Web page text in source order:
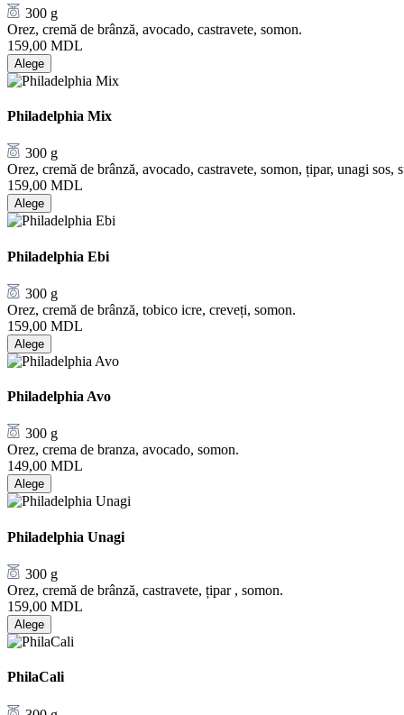
300 g
Orez, cremă de brânză, avocado, castravete, somon.
159,00 MDL
Alege
Philadelphia Mix
300 g
Orez, cremă de brânză, avocado, castravete, somon, țipar, unagi sos,
159,00 MDL
Alege
Philadelphia Ebi
300 g
Orez, cremă de brânză, tobico icre, creveți, somon.
159,00 MDL
Alege
Philadelphia Avo
300 g
Orez, crema de branza, avocado, somon.
149,00 MDL
Alege
Philadelphia Unagi
300 g
Orez, cremă de brânză, castravete, țipar , somon.
159,00 MDL
Alege
PhilaCali